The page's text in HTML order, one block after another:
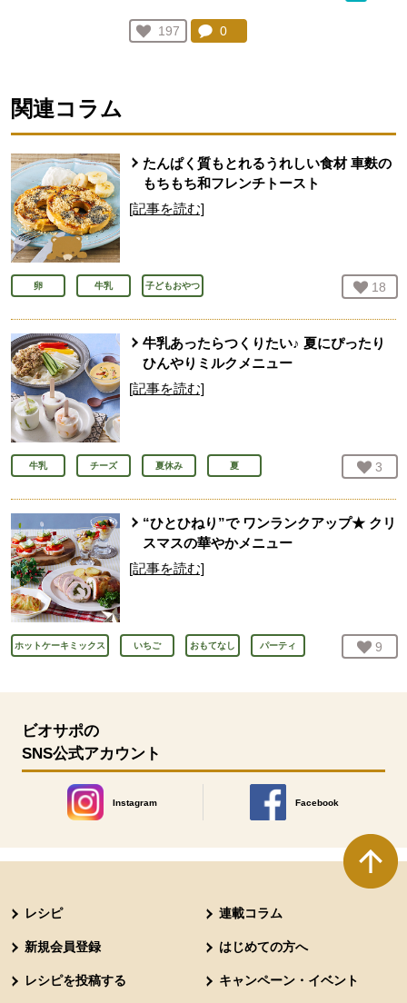
お気に入り登録：
197
人が登録
コメント：
0
関連コラム
たんぱく質もとれるうれしい食材 車麩の
もちもち和フレンチトースト
[記事を読む]
卵 牛乳 子どもおやつ お気
18
牛乳あったらつくりたい♪ 夏にぴったり
ひんやりミルクメニュー
[記事を読む]
牛乳 チーズ 夏休み 夏 お気
3
“ひとひねり”で ワンランクアップ★ クリ
スマスの華やかメニュー
[記事を読む]
ホットケーキミックス いちご おもてなし パーティ お気
9
ビオサポの
SNS公式アカウント
Instagram
別のウィンドウで開きます。
Facebook
別のウィンドウで開きます
レシピ 連載コラム
新規会員登録 はじめての方へ
レシピを投稿する キャンペーン・イベント